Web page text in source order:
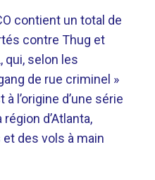
contient un total de
contre Thug et
qui, selon les
de rue criminel »
l’origine d’une série
d’Atlanta,
des vols à main